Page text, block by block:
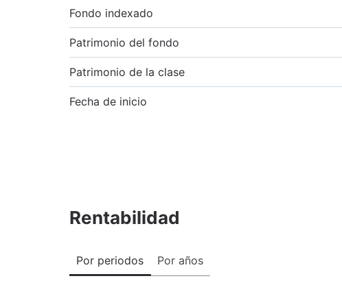
Fondo indexado
Patrimonio del fondo
Patrimonio de la clase
Fecha de inicio
Rentabilidad
Por periodos Por años